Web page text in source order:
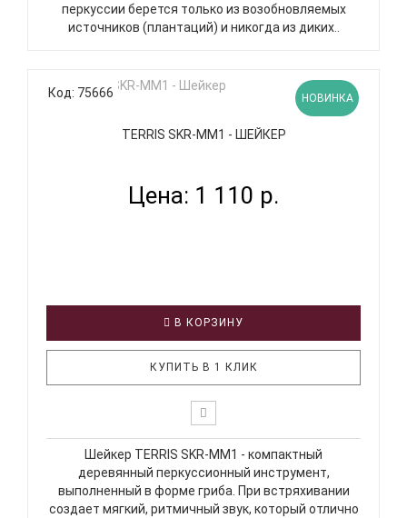
перкуссии берется только из возобновляемых
источников (плантаций) и никогда из диких..
Код: 75666 НОВИНКА
TERRIS SKR-MM1 - ШЕЙКЕР
Цена: 1 110 р.
В КОРЗИНУ
КУПИТЬ В 1 КЛИК
Шейкер TERRIS SKR-MM1 - компактный
деревянный перкуссионный инструмент,
выполненный в форме гриба. При встряхивании
создает мягкий, ритмичный звук, который отлично